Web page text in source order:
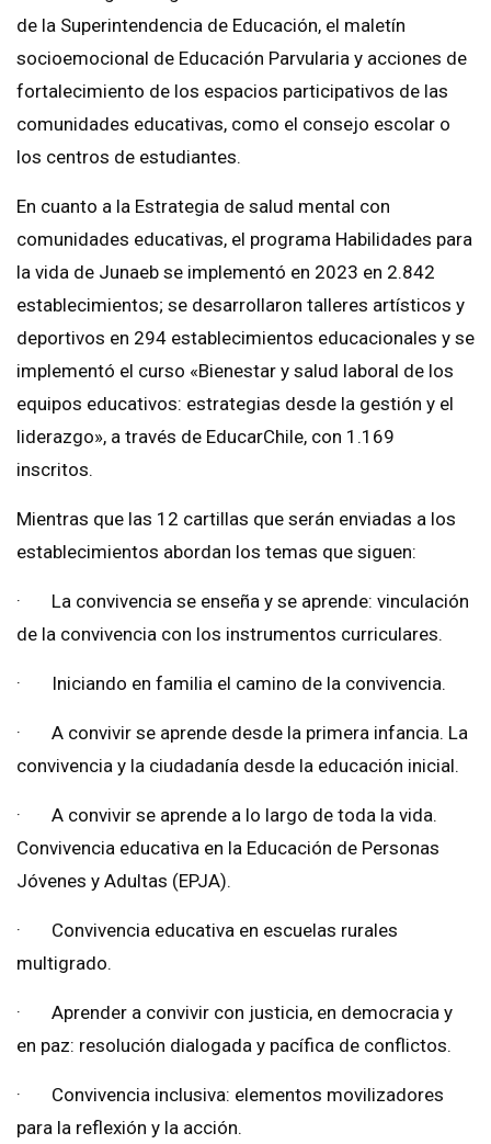
de la Superintendencia de Educación, el maletín
socioemocional de Educación Parvularia y acciones de
fortalecimiento de los espacios participativos de las
comunidades educativas, como el consejo escolar o
los centros de estudiantes.
En cuanto a la Estrategia de salud mental con
comunidades educativas, el programa Habilidades para
la vida de Junaeb se implementó en 2023 en 2.842
establecimientos; se desarrollaron talleres artísticos y
deportivos en 294 establecimientos educacionales y se
implementó el curso «Bienestar y salud laboral de los
equipos educativos: estrategias desde la gestión y el
liderazgo», a través de EducarChile, con 1.169
inscritos.
Mientras que las 12 cartillas que serán enviadas a los
establecimientos abordan los temas que siguen:
· La convivencia se enseña y se aprende: vinculación
de la convivencia con los instrumentos curriculares.
· Iniciando en familia el camino de la convivencia.
· A convivir se aprende desde la primera infancia. La
convivencia y la ciudadanía desde la educación inicial.
· A convivir se aprende a lo largo de toda la vida.
Convivencia educativa en la Educación de Personas
Jóvenes y Adultas (EPJA).
· Convivencia educativa en escuelas rurales
multigrado.
· Aprender a convivir con justicia, en democracia y
en paz: resolución dialogada y pacífica de conflictos.
· Convivencia inclusiva: elementos movilizadores
para la reflexión y la acción.